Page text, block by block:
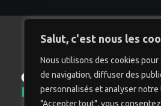
Salut, c'est nous les
Nous utilisons des cookies
de navigation, diffuser des
personnalisés et analyser
"Accepter tout", vous